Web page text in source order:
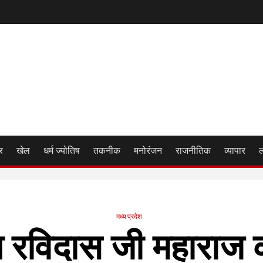
खेल धर्म ज्योतिष तकनीक मनोरंजन राजनीतिक व्यापार
मध्य प्रदेश
जी महाराज